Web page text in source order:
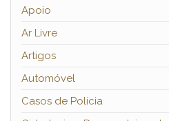
Apoio
Ar Livre
Artigos
Automóvel
Casos de Polícia